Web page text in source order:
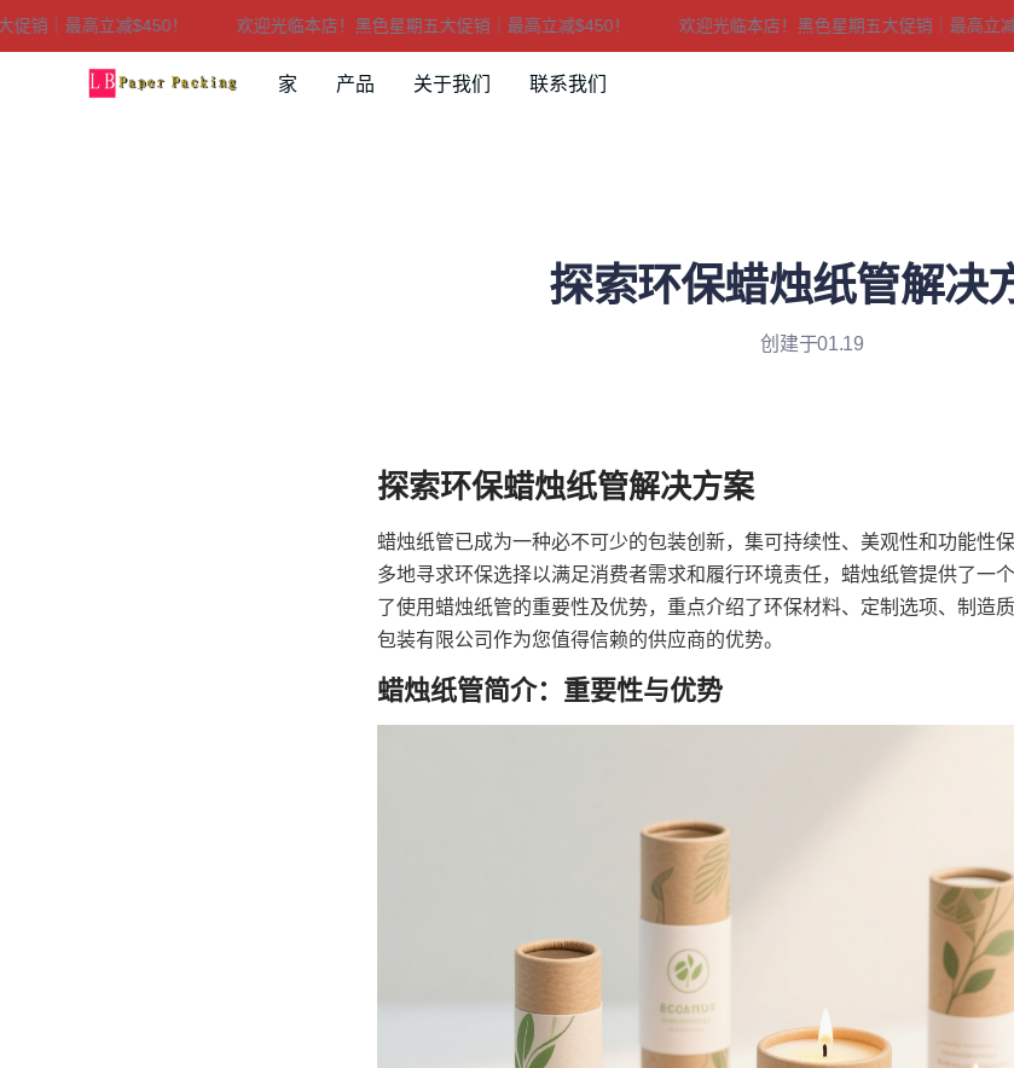
｜最高立减$450！ 欢迎光临本店！黑色星期五大促销｜最高立减$450！ 欢迎光临本店！黑色星期五大促销｜最高立减
欢迎光临本店！黑色星
家 产品 关于我们 联系我们
探索环保蜡烛纸管解决
创建于01.19
蜡烛纸管已成为一种必不可少的包装创新，集可持续性、美观性和功能性
多地寻求环保选择以满足消费者需求和履行环境责任，蜡烛纸管提供了一
了使用蜡烛纸管的重要性及优势，重点介绍了环保材料、定制选项、制造
包装有限公司作为您值得信赖的供应商的优势。